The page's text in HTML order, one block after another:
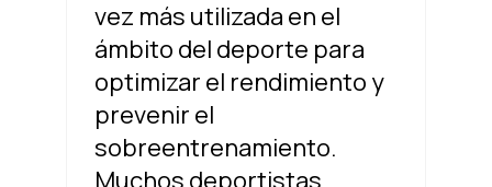
vez más utilizada en el
ámbito del deporte para
optimizar el rendimiento y
prevenir el
sobreentrenamiento.